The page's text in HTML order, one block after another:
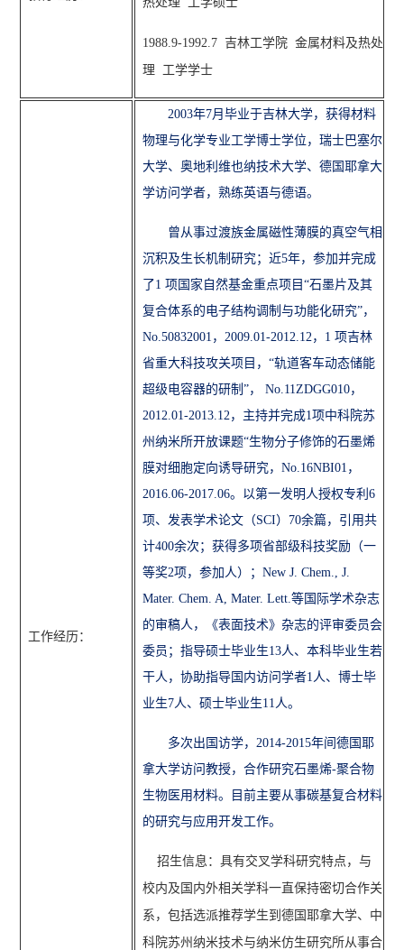
1988.9-1992.7 吉林工学院 金属材料及热处
理 工学学士
工作经历：
2003年7月毕业于吉林大学，获得材料
物理与化学专业工学博士学位，瑞士巴塞尔
大学、奥地利维也纳技术大学、德国耶拿大
学访问学者，熟练英语与德语。
曾从事过渡族金属磁性薄膜的真空气相
沉积及生长机制研究；近5年，参加并完成
了1 项国家自然基金重点项目 “石墨片及其
复合体系的电子结构调制与功能化研究”，
No.50832001 ， 2009.01-2012.12 ， 1 项吉林
省重大科技攻关项目， “轨道客车动态储能
超级电容器的研制 ”， No.11ZDGG010，
2012.01-2013.12 ，主持并完成1项中科院苏
州纳米所开放课题“生物分子修饰的石墨烯
膜对细胞定向诱导研究， No.16NBI01，
2016.06-2017.06。以第一发明人授权专利 6
项、发表学术论文（SCI）70余篇，引用共
计400余次 ；获得多项省部级科技奖励（一
等奖2项 ，参加人）； New J. Chem., J.
Mater. Chem. A, Mater. Lett.等国际学术杂志
的审稿人，《表面技术》杂志的评审委员会
委员；指导硕士毕业生13人、本科毕业生若
干人，协助指导国内访问学者1人、博士毕
业生7人、硕士毕业生11人。
多次出国访学， 2014-2015年间德国耶
拿大学访问教授，合作研究石墨烯-聚合物
生物医用材料。目前主要从事碳基复合材料
的研究与应用开发工作。
招生信息：具有交叉学科研究特点，与
校内及国内外相关学科一直保持密切合作关
系，包括选派推荐学生到德国耶拿大学、中
科院苏州纳米技术与纳米仿生研究所从事合